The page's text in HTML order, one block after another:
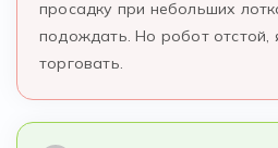
просадку при небольших
подождать. Но робот отстой,
торговать.